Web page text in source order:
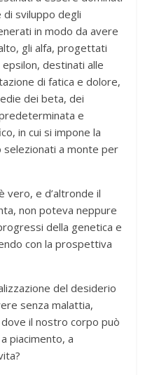
di sviluppo degli
in modo da avere
gli alfa, progettati
destinati alle
di fatica e dolore,
dei beta, dei
e
in cui si impone la
a monte per
vero, e d’altronde il
non poteva neppure
della genetica e
con la prospettiva
del desiderio
senza malattia,
il nostro corpo può
piacimento, a